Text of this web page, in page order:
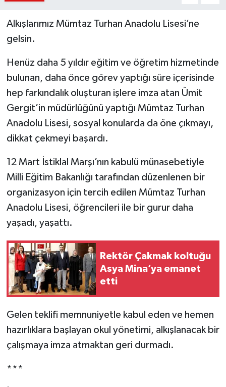
Alkışlarımız Mümtaz Turhan Anadolu Lisesi’ne
gelsin.
Henüz daha 5 yıldır eğitim ve öğretim hizmetinde
bulunan, daha önce görev yaptığı süre içerisinde
hep farkındalık oluşturan işlere imza atan Ümit
Gergit’in müdürlüğünü yaptığı Mümtaz Turhan
Anadolu Lisesi, sosyal konularda da öne çıkmayı,
dikkat çekmeyi başardı.
12 Mart İstiklal Marşı’nın kabulü münasebetiyle
Milli Eğitim Bakanlığı tarafından düzenlenen bir
organizasyon için tercih edilen Mümtaz Turhan
Anadolu Lisesi, öğrencileri ile bir gurur daha
yaşadı, yaşattı.
Rektör Çakmak koltuğu
Asya Mina’ya emanet
etti
Gelen teklifi memnuniyetle kabul eden ve hemen
hazırlıklara başlayan okul yönetimi, alkışlanacak bir
çalışmaya imza atmaktan geri durmadı.
***
Spor
Türkiye
Yaşam
YEREL